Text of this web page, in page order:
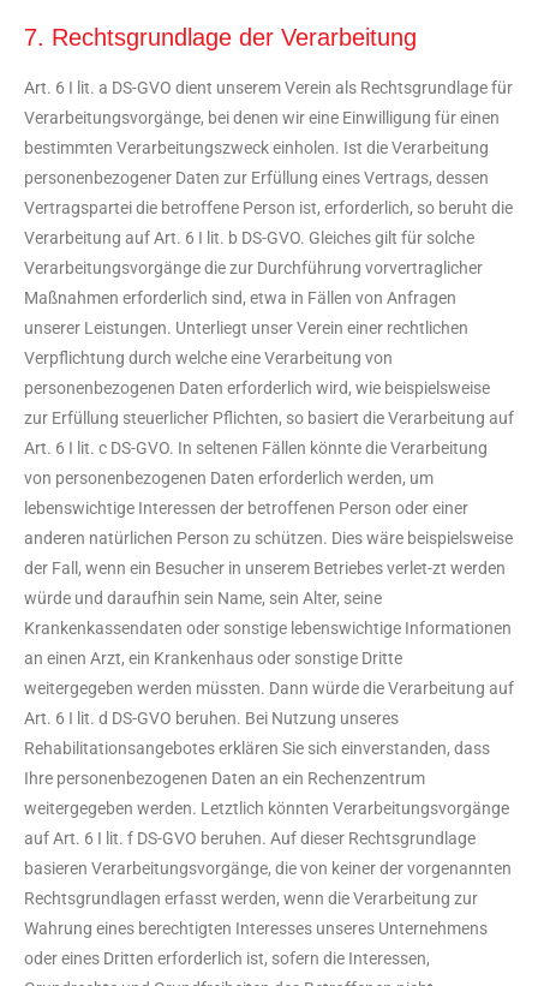
7. Rechtsgrundlage der Verarbeitung
Art. 6 I lit. a DS-GVO dient unserem Verein als Rechtsgrundlage für
Verarbeitungsvorgänge, bei denen wir eine Einwilligung für einen
bestimmten Verarbeitungszweck einholen. Ist die Verarbeitung
personenbezogener Daten zur Erfüllung eines Vertrags, dessen
Vertragspartei die betroffene Person ist, erforderlich, so beruht die
Verarbeitung auf Art. 6 I lit. b DS-GVO. Gleiches gilt für solche
Verarbeitungsvorgänge die zur Durchführung vorvertraglicher
Maßnahmen erforderlich sind, etwa in Fällen von Anfragen
unserer Leistungen. Unterliegt unser Verein einer rechtlichen
Verpflichtung durch welche eine Verarbeitung von
personenbezogenen Daten erforderlich wird, wie beispielsweise
zur Erfüllung steuerlicher Pflichten, so basiert die Verarbeitung auf
Art. 6 I lit. c DS-GVO. In seltenen Fällen könnte die Verarbeitung
von personenbezogenen Daten erforderlich werden, um
lebenswichtige Interessen der betroffenen Person oder einer
anderen natürlichen Person zu schützen. Dies wäre beispielsweise
der Fall, wenn ein Besucher in unserem Betriebes verlet-zt werden
würde und daraufhin sein Name, sein Alter, seine
Krankenkassendaten oder sonstige lebenswichtige Informationen
an einen Arzt, ein Krankenhaus oder sonstige Dritte
weitergegeben werden müssten. Dann würde die Verarbeitung auf
Art. 6 I lit. d DS-GVO beruhen. Bei Nutzung unseres
Rehabilitationsangebotes erklären Sie sich einverstanden, dass
Ihre personenbezogenen Daten an ein Rechenzentrum
weitergegeben werden. Letztlich könnten Verarbeitungsvorgänge
auf Art. 6 I lit. f DS-GVO beruhen. Auf dieser Rechtsgrundlage
basieren Verarbeitungsvorgänge, die von keiner der vorgenannten
Rechtsgrundlagen erfasst werden, wenn die Verarbeitung zur
Wahrung eines berechtigten Interesses unseres Unternehmens
oder eines Dritten erforderlich ist, sofern die Interessen,